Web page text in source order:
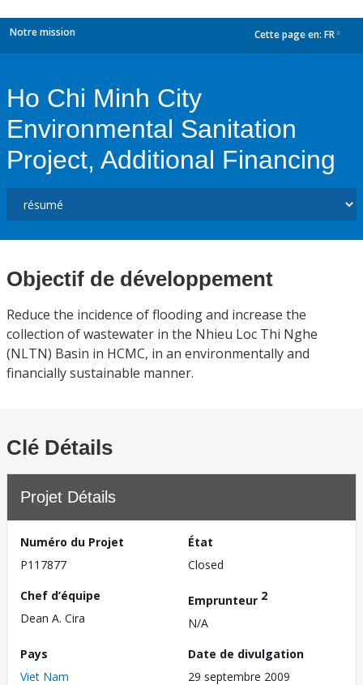
Notre mission Cette page en: FR
Ho Chi Minh City
Environmental Sanitation
Project, Additional Financing
Objectif de développement
Reduce the incidence of flooding and increase the
collection of wastewater in the Nhieu Loc Thi Nghe
(NLTN) Basin in HCMC, in an environmentally and
financially sustainable manner.
Clé Détails
Projet Détails
Numéro du Projet
P117877
État
Closed
Chef d’équipe
Dean A. Cira
Emprunteur 2
N/A
Pays
Viet Nam
Date de divulgation
29 septembre 2009